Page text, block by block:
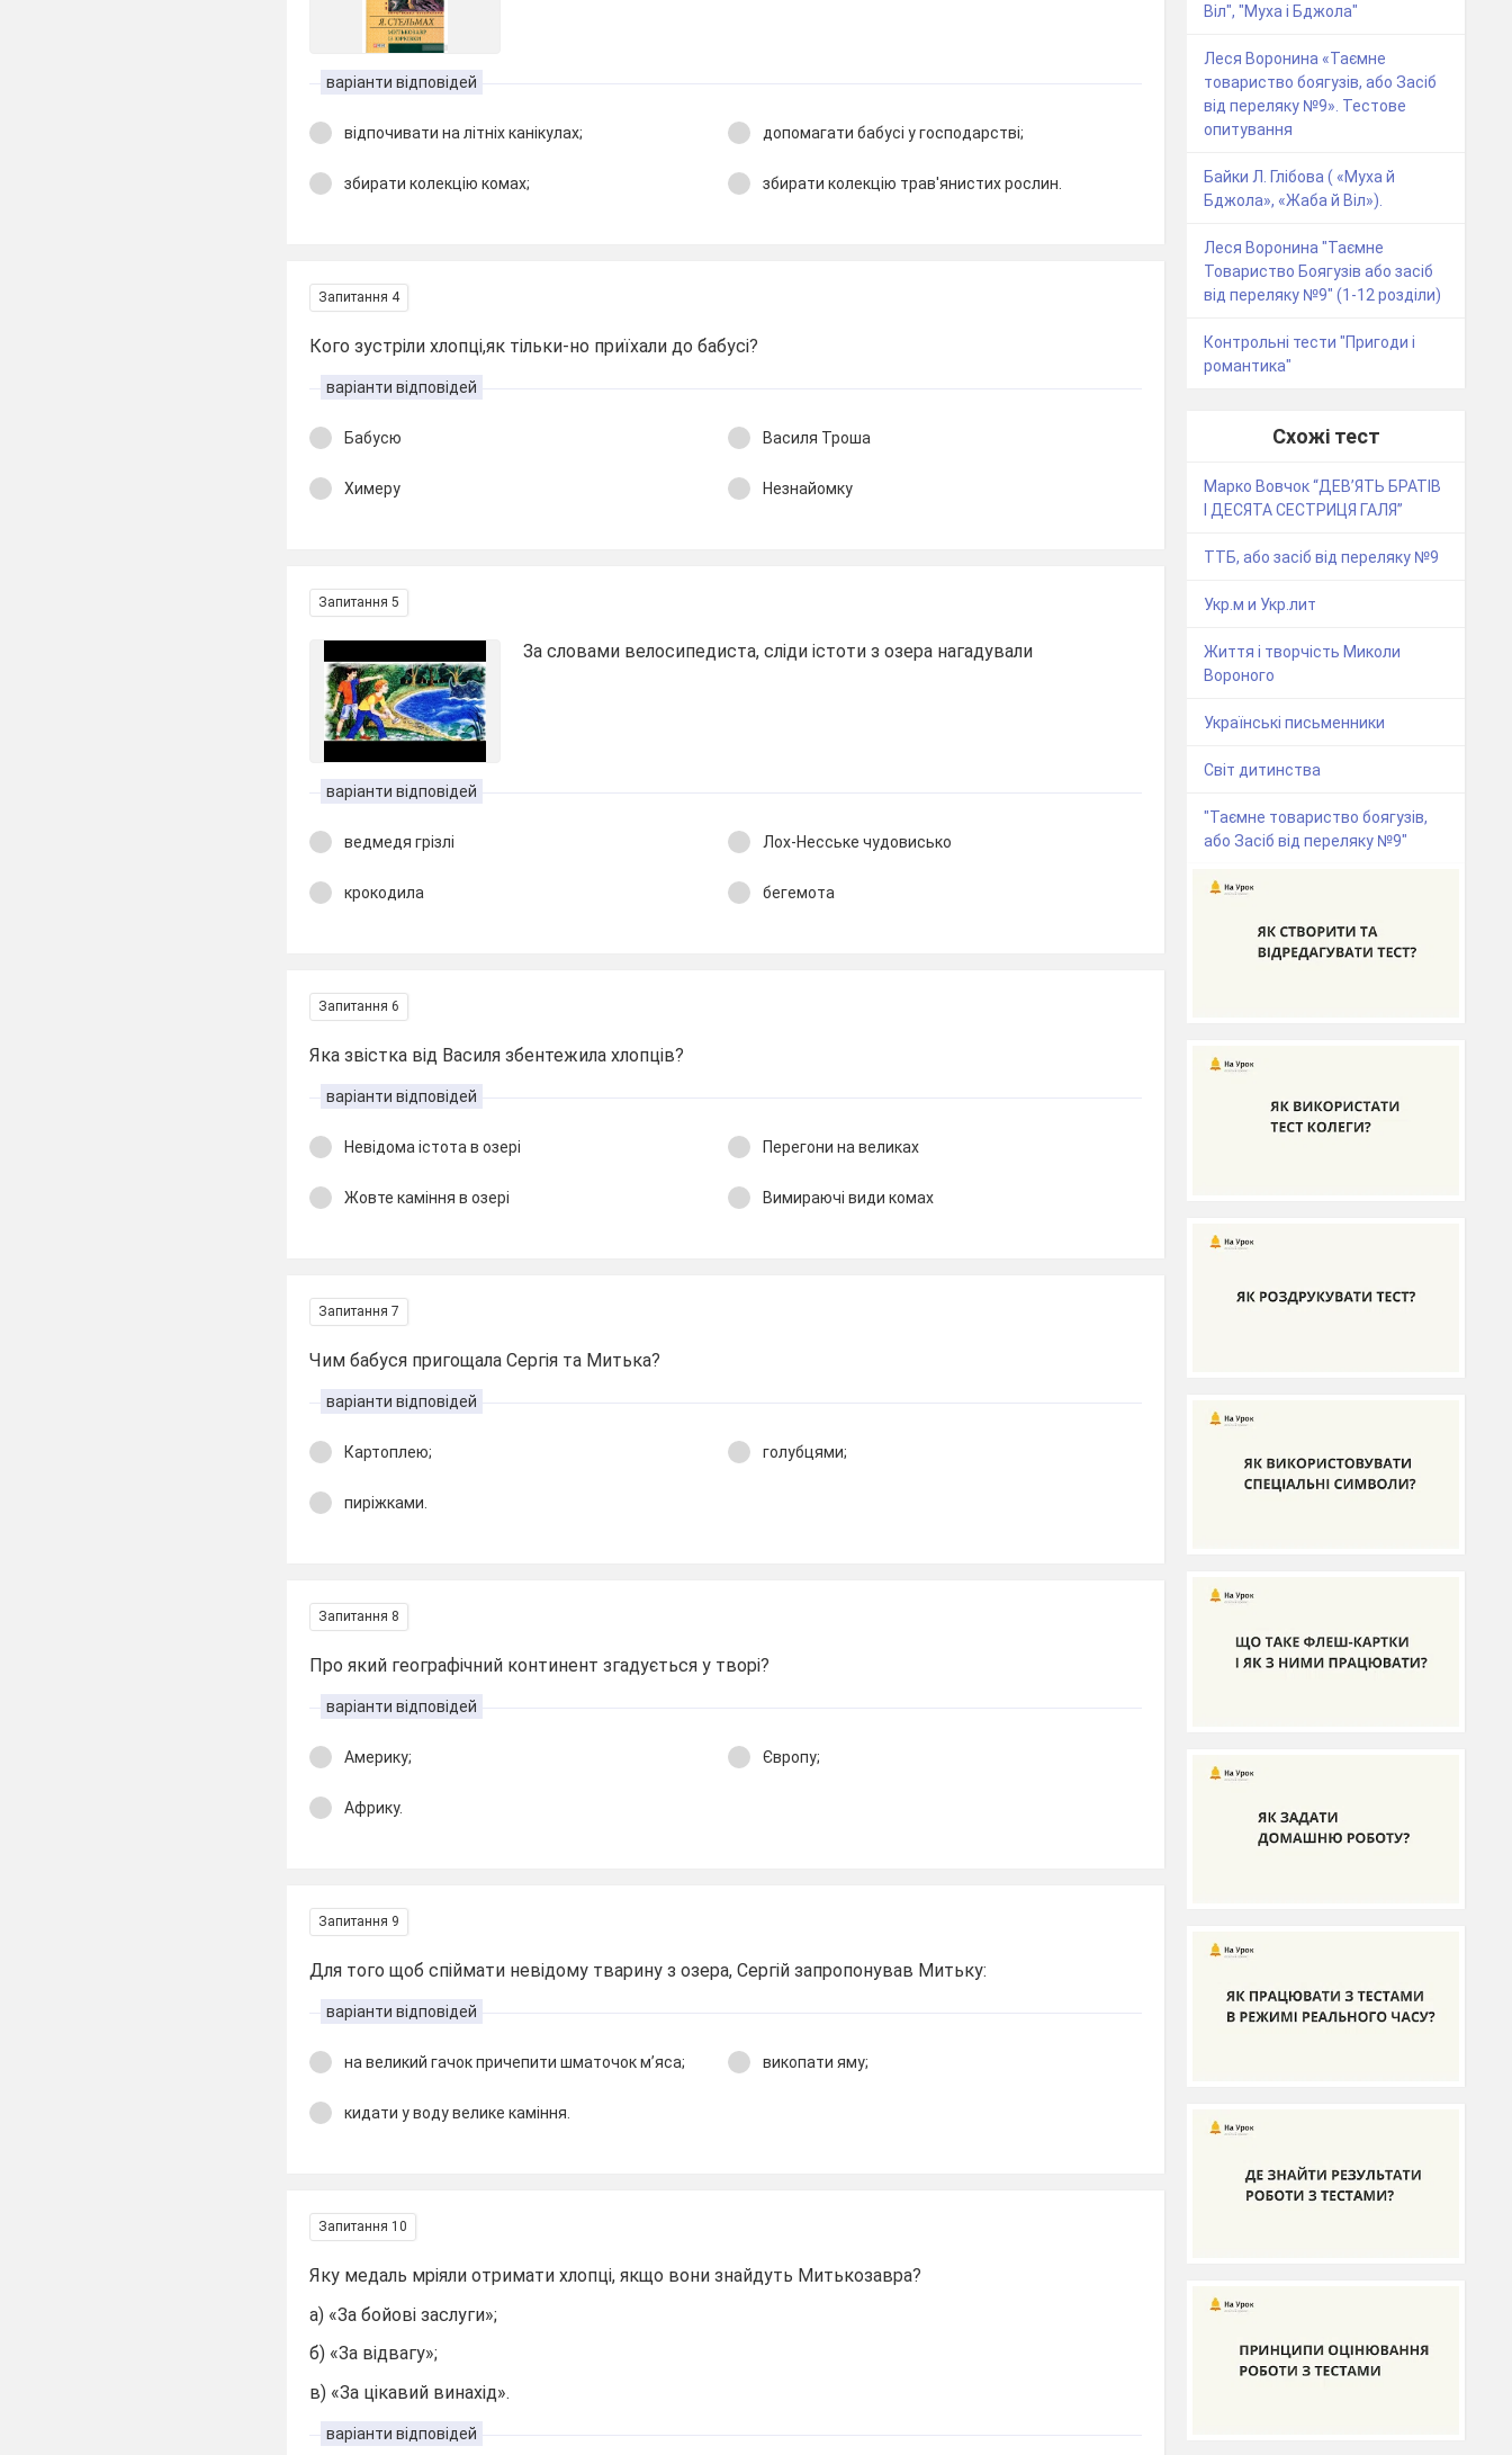
варіанти відповідей
відпочивати на літніх канікулах; допомагати бабусі у господарстві;
збирати колекцію комах; збирати колекцію трав′янистих рослин.
Запитання 4
Кого зустріли хлопці,як тільки-но приїхали до бабусі?
варіанти відповідей
Бабусю Василя Троша
Химеру Незнайомку
Запитання 5
За словами велосипедиста, сліди істоти з озера нагадували
варіанти відповідей
ведмедя грізлі Лох-Несське чудовисько
крокодила бегемота
Запитання 6
Яка звістка від Василя збентежила хлопців?
варіанти відповідей
Невідома істота в озері Перегони на великах
Жовте каміння в озері Вимираючі види комах
Запитання 7
Чим бабуся пригощала Сергія та Митька?
варіанти відповідей
Картоплею; голубцями;
пиріжками.
Запитання 8
Про який географічний континент згадується у творі?
варіанти відповідей
Америку; Європу;
Африку.
Запитання 9
Для того щоб спіймати невідому тварину з озера, Сергій запропонував Митьку:
варіанти відповідей
на великий гачок причепити шматочок м’яса; викопати яму;
кидати у воду велике каміння.
Запитання 10
Яку медаль мріяли отримати хлопці, якщо вони знайдуть Митькозавра?
а) «За бойові заслуги»;
б) «За відвагу»;
в) «За цікавий винахід».
варіанти відповідей
Віл", "Муха і Бджола"
Леся Воронина «Таємне
товариство боягузів, або Засіб
від переляку №9». Тестове
опитування
Байки Л. Глібова ( «Муха й
Бджола», «Жаба й Віл»).
Леся Воронина "Таємне
Товариство Боягузів або засіб
від переляку №9" (1-12 розділи)
Контрольні тести "Пригоди і
романтика"
Схожі тест
Марко Вовчок “ДЕВ’ЯТЬ БРАТІВ
І ДЕСЯТА СЕСТРИЦЯ ГАЛЯ”
ТТБ, або засіб від переляку №9
Укр.м и Укр.лит
Життя і творчість Миколи
Вороного
Українські письменники
Світ дитинства
"Таємне товариство боягузів,
або Засіб від переляку №9"